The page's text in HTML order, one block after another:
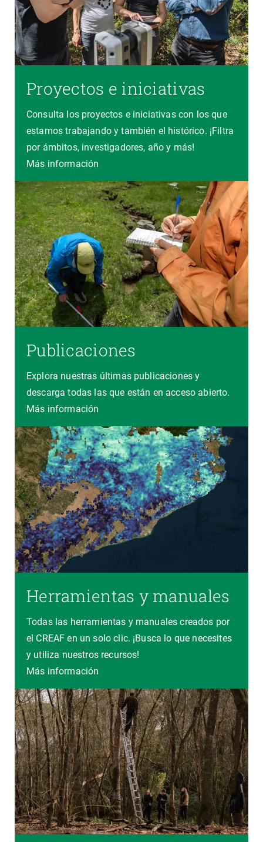
Proyectos e iniciativas
Consulta los proyectos e iniciativas con los que
estamos trabajando y también el histórico. ¡Filtra
por ámbitos, investigadores, año y más!
Más información
Publicaciones
Explora nuestras últimas publicaciones y
descarga todas las que están en acceso abierto.
Más información
Herramientas y manuales
Todas las herramientas y manuales creados por
el CREAF en un solo clic. ¡Busca lo que necesites
y utiliza nuestros recursos!
Más información